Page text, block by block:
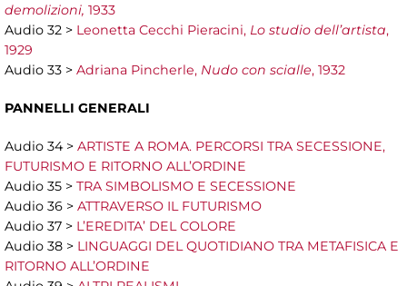
demolizioni, 1933
Audio 32 > Leonetta Cecchi Pieracini, Lo studio dell’artista,
1929
Audio 33 > Adriana Pincherle, Nudo con scialle, 1932
PANNELLI GENERALI
Audio 34 > ARTISTE A ROMA. PERCORSI TRA SECESSIONE,
FUTURISMO E RITORNO ALL’ORDINE
Audio 35 > TRA SIMBOLISMO E SECESSIONE
Audio 36 > ATTRAVERSO IL FUTURISMO
Audio 37 > L’EREDITA’ DEL COLORE
Audio 38 > LINGUAGGI DEL QUOTIDIANO TRA METAFISICA E
RITORNO ALL’ORDINE